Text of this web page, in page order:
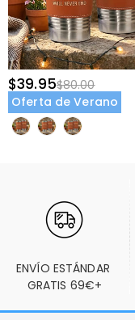
$39.95$80.00
Oferta de Verano
ENVÍO ESTÁNDAR
GRATIS 69€+